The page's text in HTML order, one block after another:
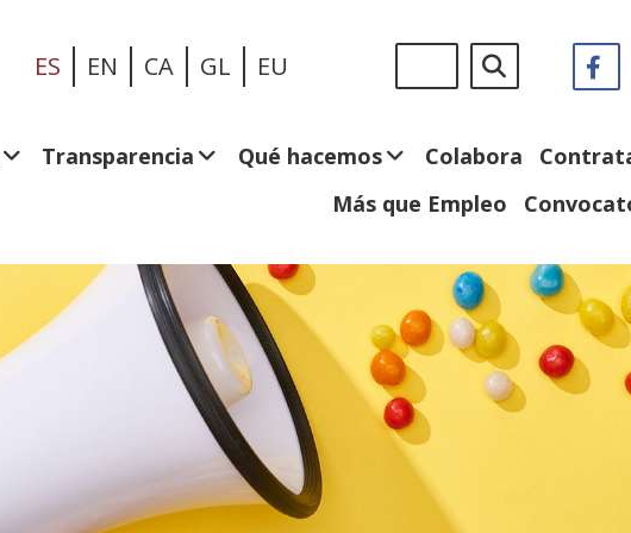
ES EN CA GL EU
en:
Transparencia Qué hacemos Colabora
Más que Empleo